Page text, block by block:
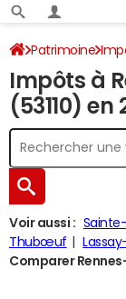
Patrimoine
Rennes-en-
Impôts à
(53110) en
Voir aussi :
Thubœuf
Comparer